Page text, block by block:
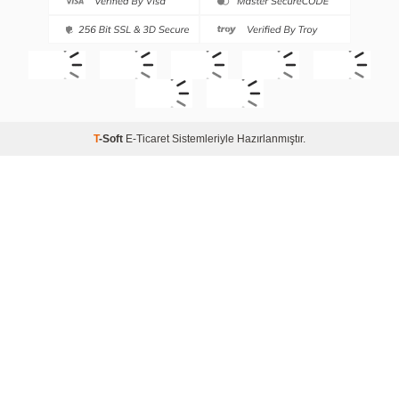
T-Soft E-Ticaret Sistemleriyle Hazırlanmıştır.